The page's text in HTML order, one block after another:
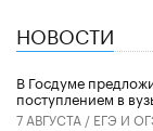
НОВОСТИ
В Госдуме
поступлением в
7 АВГУСТА / ЕГЭ И